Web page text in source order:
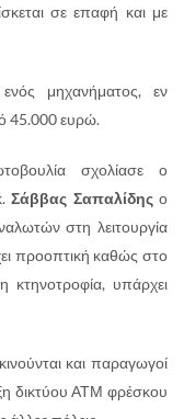
σε επαφή και με
μηχανήματος, εν
45.000 ευρώ.
σχολίασε ο
Σάββας Σαπαλίδηςο
στη λειτουργία
προοπτική καθώς στο
υπάρχει
και παραγωγοί
δικτύου ΑΤΜ φρέσκου